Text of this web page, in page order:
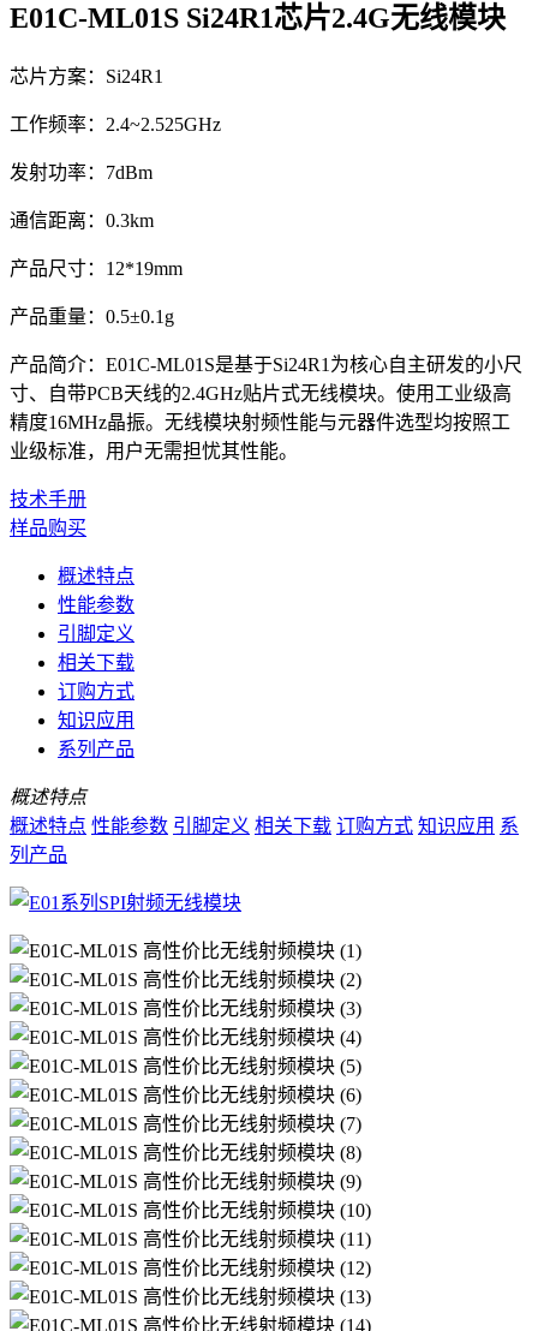
E01C-ML01S Si24R1芯片2.4G无线模块
芯片方案：Si24R1
工作频率：2.4~2.525GHz
发射功率：7dBm
通信距离：0.3km
产品尺寸：12*19mm
产品重量：0.5±0.1g
产品简介：E01C-ML01S是基于Si24R1为核心自主研发的小尺
寸、自带PCB天线的2.4GHz贴片式无线模块。使用工业级高
精度16MHz晶振。无线模块射频性能与元器件选型均按照工
业级标准，用户无需担忧其性能。
技术手册
样品购买
概述特点
性能参数
引脚定义
相关下载
订购方式
知识应用
系列产品
概述特点
概述特点 性能参数 引脚定义 相关下载 订购方式 知识应用 系
列产品